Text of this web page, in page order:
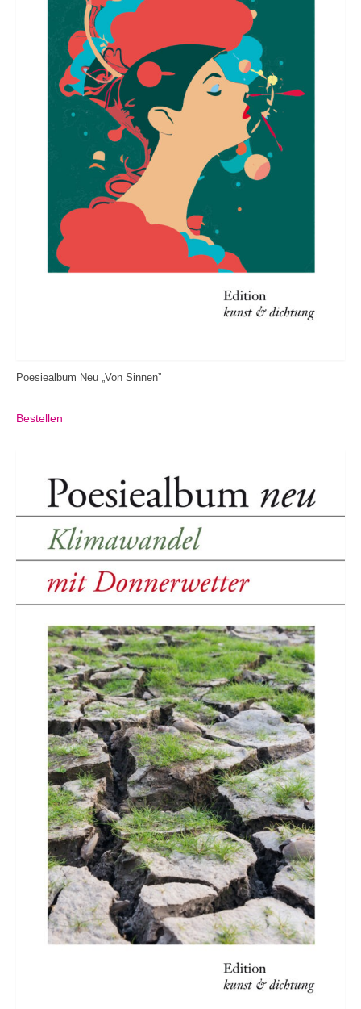
Poesiealbum Neu „Von Sinnen”
Bestellen